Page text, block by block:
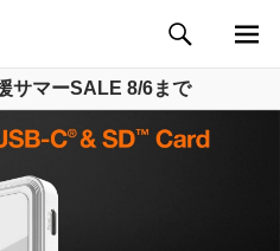
サマーSALE 8/6まで